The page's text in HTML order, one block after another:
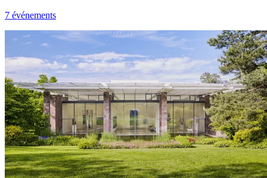
7 événements